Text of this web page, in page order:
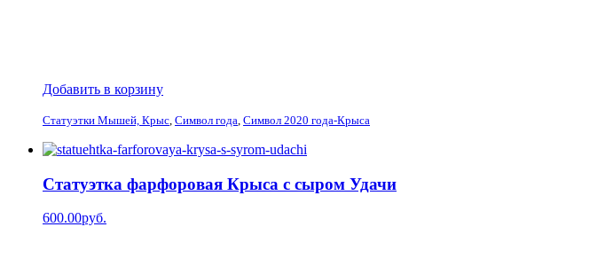
Добавить в корзину
Статуэтки Мышей, Крыс Символ года Символ 2020 года-Крыса
Статуэтка фарфоровая Крыса с сыром Удачи
600.00руб.